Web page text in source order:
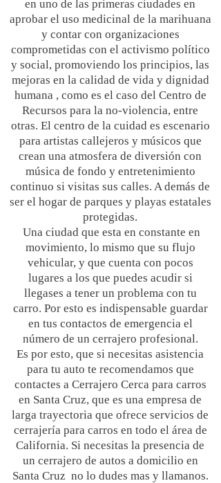
en uno de las primeras ciudades en
aprobar el uso medicinal de la marihuana
y contar con organizaciones
comprometidas con el activismo político
y social, promoviendo los principios, las
mejoras en la calidad de vida y dignidad
humana , como es el caso del Centro de
Recursos para la no-violencia, entre
otras. El centro de la cuidad es escenario
para artistas callejeros y músicos que
crean una atmosfera de diversión con
música de fondo y entretenimiento
continuo si visitas sus calles. A demás de
ser el hogar de parques y playas estatales
protegidas.
Una ciudad que esta en constante en
movimiento, lo mismo que su flujo
vehicular, y que cuenta con pocos
lugares a los que puedes acudir si
llegases a tener un problema con tu
carro. Por esto es indispensable guardar
en tus contactos de emergencia el
número de un cerrajero profesional.
Es por esto, que si necesitas asistencia
para tu auto te recomendamos que
contactes a Cerrajero Cerca para carros
en Santa Cruz, que es una empresa de
larga trayectoria que ofrece servicios de
cerrajería para carros en todo el área de
California. Si necesitas la presencia de
un cerrajero de autos a domicilio en
Santa Cruz no lo dudes mas y llamanos.